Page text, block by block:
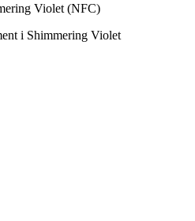
Violet (NFC)
i Shimmering Violet